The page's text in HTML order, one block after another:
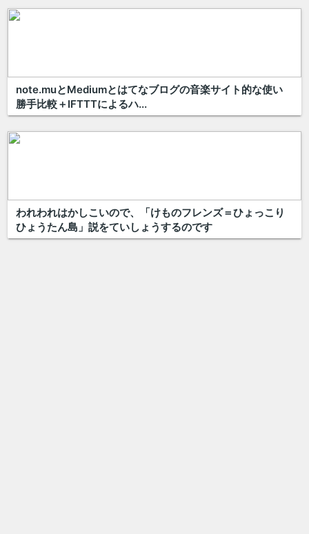
note.muとMediumとはてなブログの音楽サイト的な使い
勝手比較＋IFTTTによるハ...
われわれはかしこいので、「けものフレンズ＝ひょっこり
ひょうたん島」説をていしょうするのです